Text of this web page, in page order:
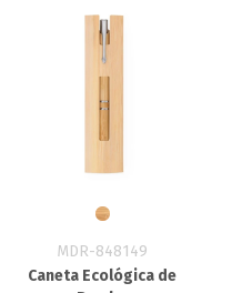
MDR-848149
Caneta Ecológica de